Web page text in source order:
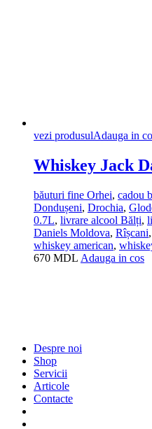
vezi produsulAdauga in
Whiskey Jack
băuturi fine Orhei, cadou
Dondușeni, Drochia,
0.7L, livrare alcool Bălți,
Daniels Moldova, Rîșcani,
whiskey american,
670 MDL Adauga in cos
Despre noi
Shop
Servicii
Articole
Contacte